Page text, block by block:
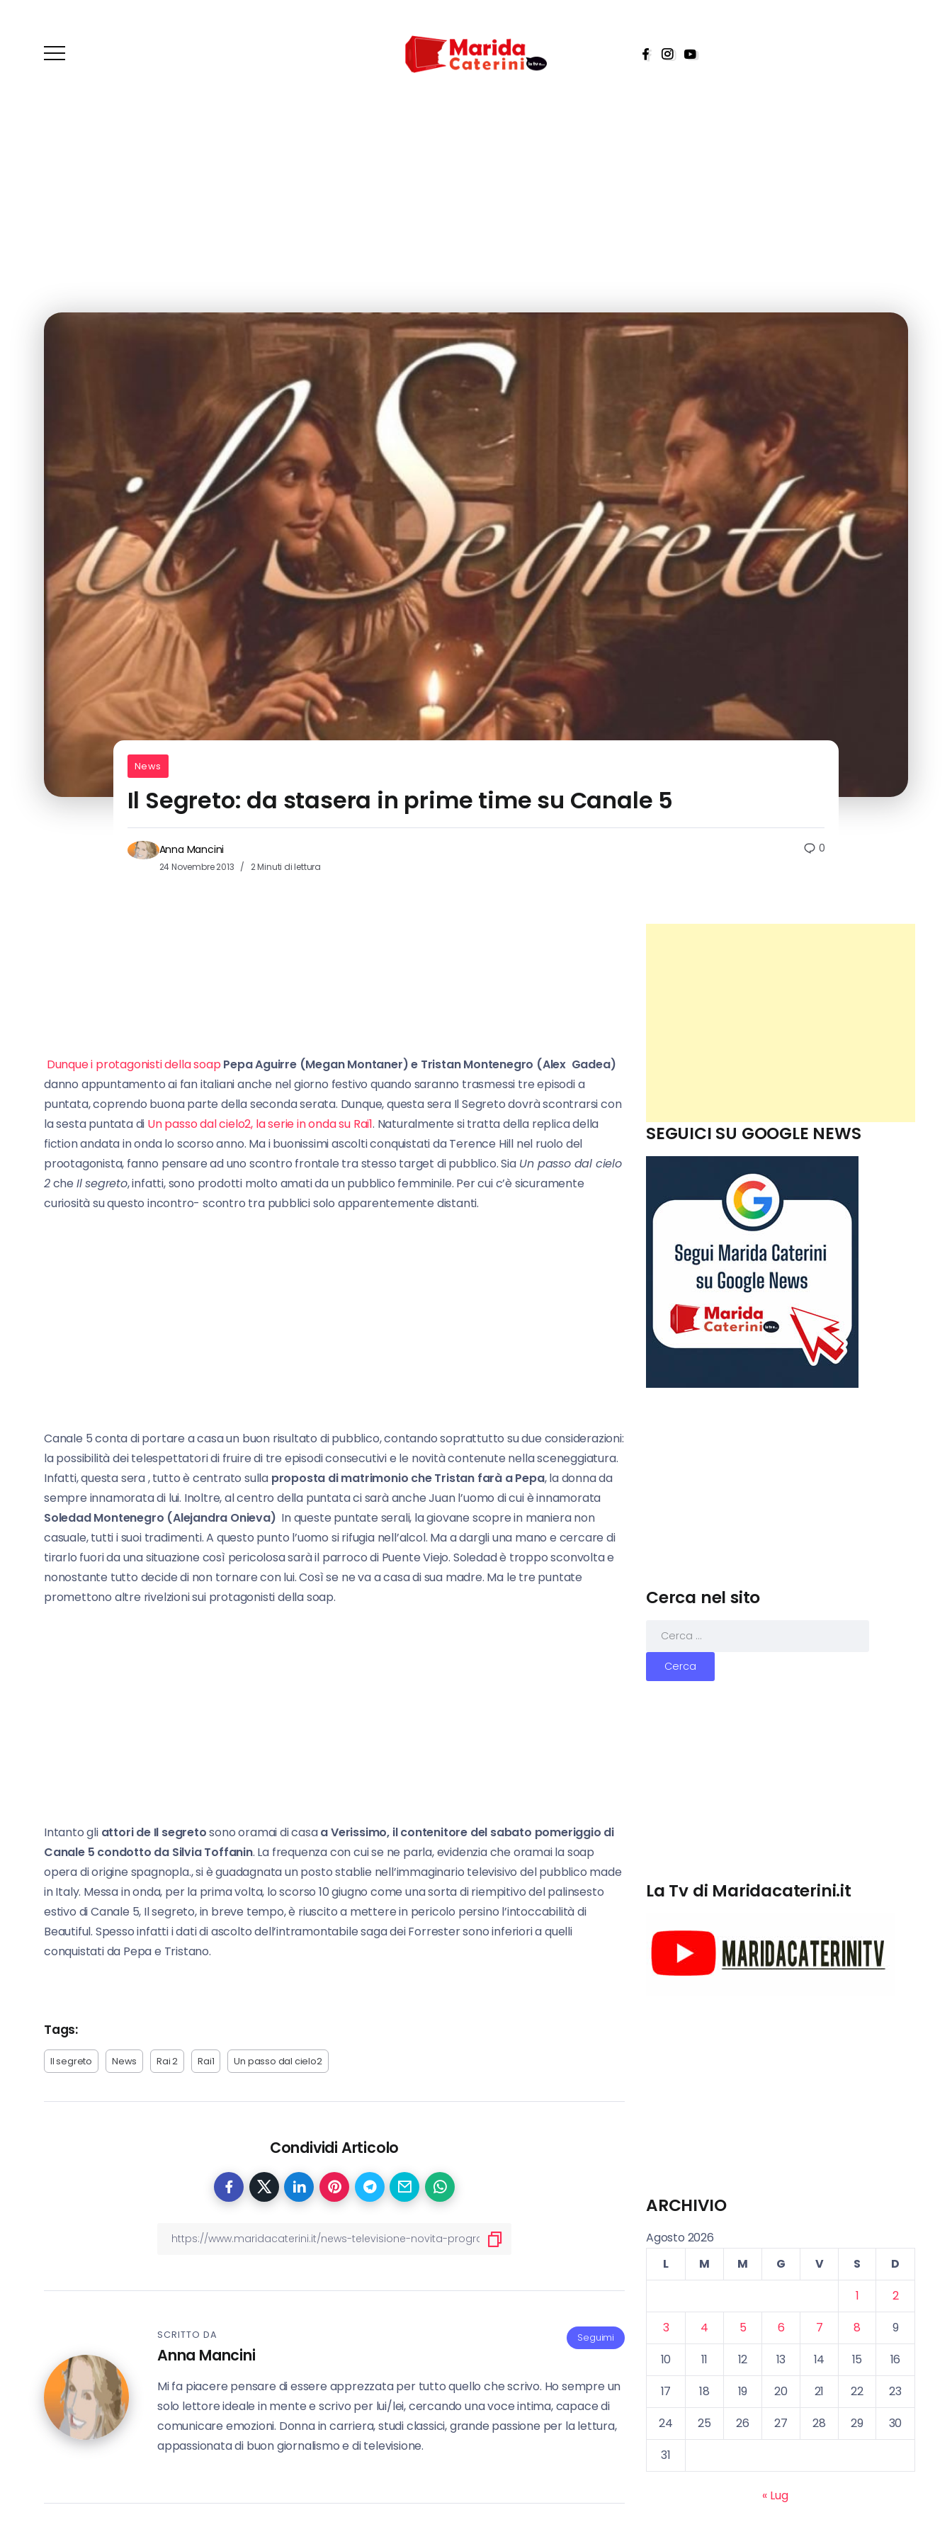
News
Il Segreto: da stasera in prime time su Canale 5
Anna Mancini
24 Novembre 2013 2 Minuti di lettura
0
Dunque i protagonisti della soapPepa Aguirre (Megan Montaner) e Tristan Montenegro (Alex Gadea)
danno appuntamento ai fan italiani anche nel giorno festivo quando saranno trasmessi tre episodi a
puntata, coprendo buona parte della seconda serata. Dunque, questa sera Il Segreto dovrà scontrarsi con
la sesta puntata di Un passo dal cielo2, la serie in onda su Rai1. Naturalmente si tratta della replica della
fiction andata in onda lo scorso anno. Ma i buonissimi ascolti conquistati da Terence Hill nel ruolo del
prootagonista, fanno pensare ad uno scontro frontale tra stesso target di pubblico. SiaUn passo dal cielo
2che Il segreto, infatti, sono prodotti molto amati da un pubblico femminile. Per cui c’è sicuramente
curiosità su questo incontro- scontro tra pubblici solo apparentemente distanti.
Canale 5 conta di portare a casa un buon risultato di pubblico, contando soprattutto su due considerazioni:
la possibilità dei telespettatori di fruire di tre episodi consecutivi e le novità contenute nella sceneggiatura.
Infatti, questa sera , tutto è centrato sulla proposta di matrimonio che Tristan farà a Pepa, la donna da
sempre innamorata di lui. Inoltre, al centro della puntata ci sarà anche Juan l’uomo di cui è innamorata
Soledad Montenegro (Alejandra Onieva) In queste puntate serali, la giovane scopre in maniera non
casuale, tutti i suoi tradimenti. A questo punto l’uomo si rifugia nell’alcol. Ma a dargli una mano e cercare di
tirarlo fuori da una situazione così pericolosa sarà il parroco di Puente Viejo. Soledad è troppo sconvolta e
nonostante tutto decide di non tornare con lui. Così se ne va a casa di sua madre. Ma le tre puntate
promettono altre rivelzioni sui protagonisti della soap.
Intanto gliattori de Il segretosono oramai di casaa Verissimo, il contenitore del sabato pomeriggio di
Canale 5 condotto da Silvia Toffanin. La frequenza con cui se ne parla, evidenzia che oramai la soap
opera di origine spagnopla., si è guadagnata un posto stablie nell’immaginario televisivo del pubblico made
in Italy. Messa in onda, per la prima volta, lo scorso 10 giugno come una sorta di riempitivo del palinsesto
estivo di Canale 5, Il segreto, in breve tempo, è riuscito a mettere in pericolo persino l’intoccabilità di
Beautiful. Spesso infatti i dati di ascolto dell’intramontabile saga dei Forrester sono inferiori a quelli
conquistati da Pepa e Tristano.
Tags:
Il segreto News Rai 2 Rai1 Un passo dal cielo2
Condividi Articolo
Seguimi
SCRITTO DA
Anna Mancini
Mi fa piacere pensare di essere apprezzata per tutto quello che scrivo. Ho sempre un
solo lettore ideale in mente e scrivo per lui/lei, cercando una voce intima, capace di
comunicare emozioni. Donna in carriera, studi classici, grande passione per la lettura,
appassionata di buon giornalismo e di televisione.
SEGUICI SU GOOGLE NEWS
Cerca nel sito
La Tv di Maridacaterini.it
ARCHIVIO
Agosto 2026
L
M M G V S
D
1
2
3
4 5 6 7 8
9
10
11 12 13 14 15
16
17
18 19 20 21 22
23
24
25 26 27 28 29
30
31
« Lug